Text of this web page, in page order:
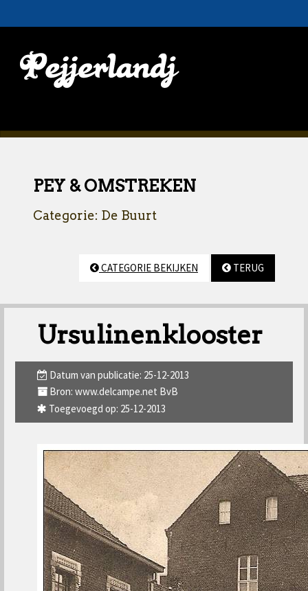
PEY & OMSTREKEN
Categorie: De Buurt
CATEGORIE BEKIJKEN TERUG
Ursulinenklooster
Datum van publicatie: 25-12-2013
Bron: www.delcampe.net BvB
Toegevoegd op: 25-12-2013